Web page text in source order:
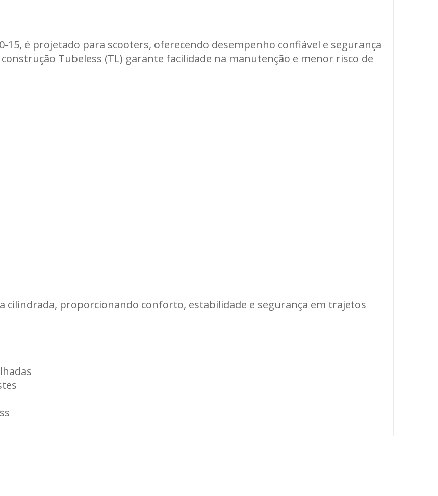
15, é projetado para scooters, oferecendo desempenho confiável e segurança
Tubeless (TL) garante facilidade na manutenção e menor risco de
cilindrada, proporcionando conforto, estabilidade e segurança em trajetos